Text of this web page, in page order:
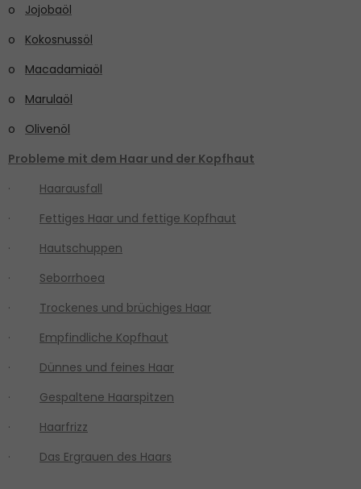
o Jojobaöl
o Kokosnussöl
o Macadamiaöl
o Marulaöl
o Olivenöl
Probleme mit dem Haar und der Kopfhaut
· Haarausfall
· Fettiges Haar und fettige Kopfhaut
· Hautschuppen
· Seborrhoea
· Trockenes und brüchiges Haar
· Empfindliche Kopfhaut
· Dünnes und feines Haar
· Gespaltene Haarspitzen
· Haarfrizz
· Das Ergrauen des Haars